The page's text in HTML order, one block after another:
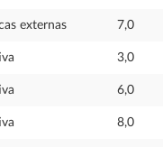
externas 7,0
3,0
6,0
8,0